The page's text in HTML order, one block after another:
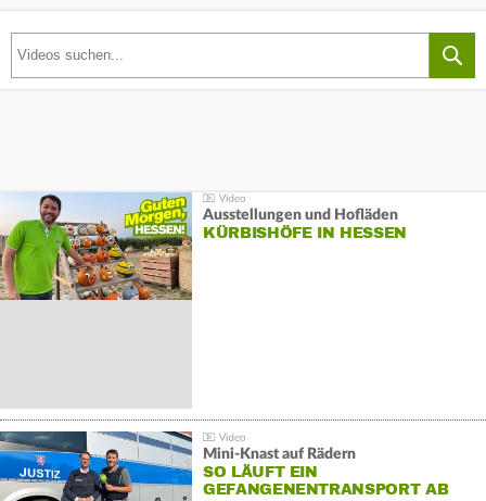
Ausstellungen und Hofläden
KÜRBISHÖFE IN HESSEN
Mini-Knast auf Rädern
SO LÄUFT EIN
GEFANGENENTRANSPORT AB